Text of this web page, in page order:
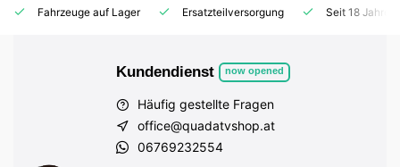
Fahrzeuge auf Lager Ersatzteilversorgung Seit 18
Kundendienst now opened
Häufig gestellte Fragen
office@quadatvshop.at
06769232554